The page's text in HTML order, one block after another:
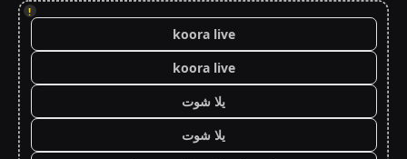
!
koora live
koora live
يلا شوت
يلا شوت